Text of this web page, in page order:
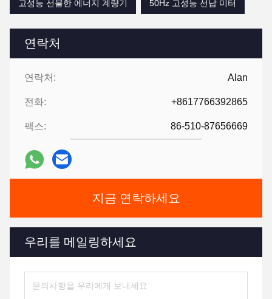
연락처
연락처: Alan
전화: +8617766392865
팩스: 86-510-87656669
지금 연락하세요
우리를 메일링하세요
고성능 선불한 에너지 계량기 50Hz 고성능 선납 미터